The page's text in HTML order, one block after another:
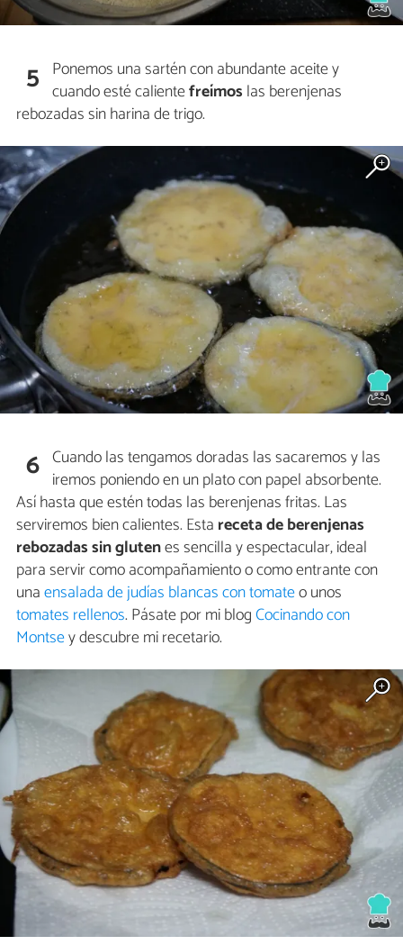
5 Ponemos una sartén con abundante aceite y
cuando esté calientefreímos las berenjenas
rebozadas sin harina de trigo.
6 Cuando las tengamos doradas las sacaremos y las
iremos poniendo en un plato con papel absorbente.
Así hasta que estén todas las berenjenas fritas. Las
serviremos bien calientes. Esta receta de berenjenas
rebozadas sin glutenes sencilla y espectacular, ideal
para servir como acompañamiento o como entrante con
unaensalada de judías blancas con tomateo unos
tomates rellenos. Pásate por mi blogCocinando con
Montsey descubre mi recetario.